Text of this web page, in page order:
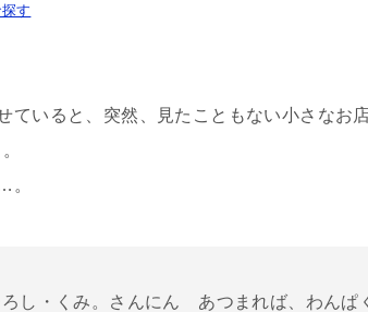
す
ていると、突然、見たこともない小さなお
。
し・くみ。さんにん あつまれば、わんぱ